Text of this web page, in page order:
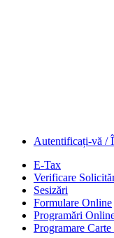
Autentificați-vă /
E-Tax
Verificare
Sesizări
Formulare Online
Programări
Programare